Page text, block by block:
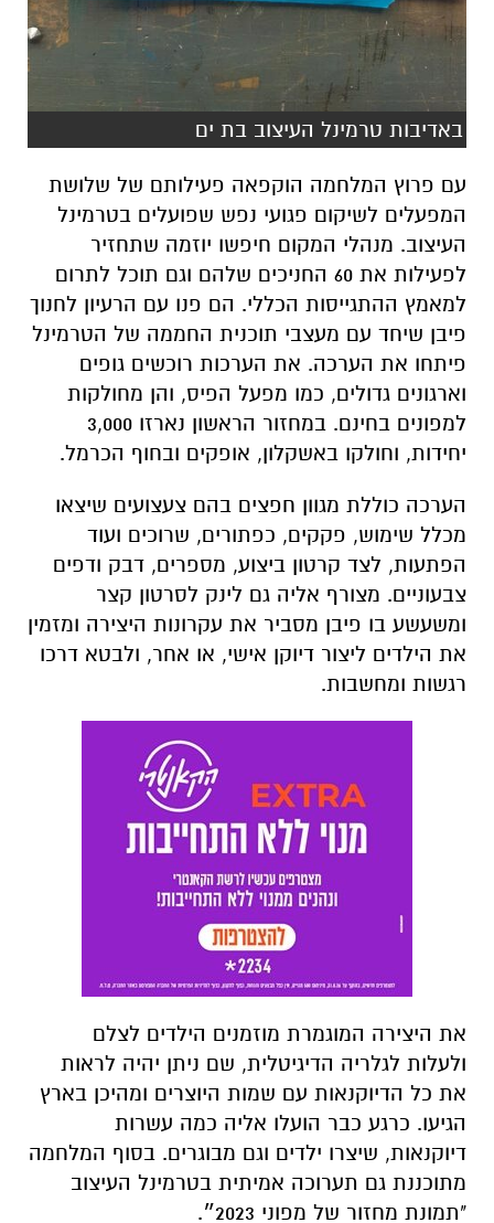
באדיבות טרמינל העיצוב בת ים
עם פרוץ המלחמה הוקפאה פעילותם של שלושת
המפעלים לשיקום פגועי נפש שפועלים בטרמינל
העיצוב. מנהלי המקום חיפשו יוזמה שתחזיר
לפעילות את 60 החניכים שלהם וגם תוכל לתרום
למאמץ ההתגייסות הכללי. הם פנו עם הרעיון לחנוך
פיבן שיחד עם מעצבי תוכנית החממה של הטרמינל
פיתחו את הערכה. את הערכות רוכשים גופים
וארגונים גדולים, כמו מפעל הפיס, והן מחולקות
למפונים בחינם. במחזור הראשון נארזו 3,000
יחידות, וחולקו באשקלון, אופקים ובחוף הכרמל.
הערכה כוללת מגוון חפצים בהם צעצועים שיצאו
מכלל שימוש, פקקים, כפתורים, שרוכים ועוד
הפתעות, לצד קרטון ביצוע, מספרים, דבק ודפים
צבעוניים. מצורף אליה גם לינק לסרטון קצר
ומשעשע בו פיבן מסביר את עקרונות היצירה ומזמין
את הילדים ליצור דיוקן אישי, או אחר, ולבטא דרכו
רגשות ומחשבות.
את היצירה המוגמרת מוזמנים הילדים לצלם
ולעלות לגלריה הדיגיטלית, שם ניתן יהיה לראות
את כל הדיוקנאות עם שמות היוצרים ומהיכן בארץ
הגיעו. כרגע כבר הועלו אליה כמה עשרות
דיוקנאות, שיצרו ילדים וגם מבוגרים. בסוף המלחמה
מתוכננת גם תערוכה אמיתית בטרמינל העיצוב
"תמונת מחזור של מפוני 2023״.